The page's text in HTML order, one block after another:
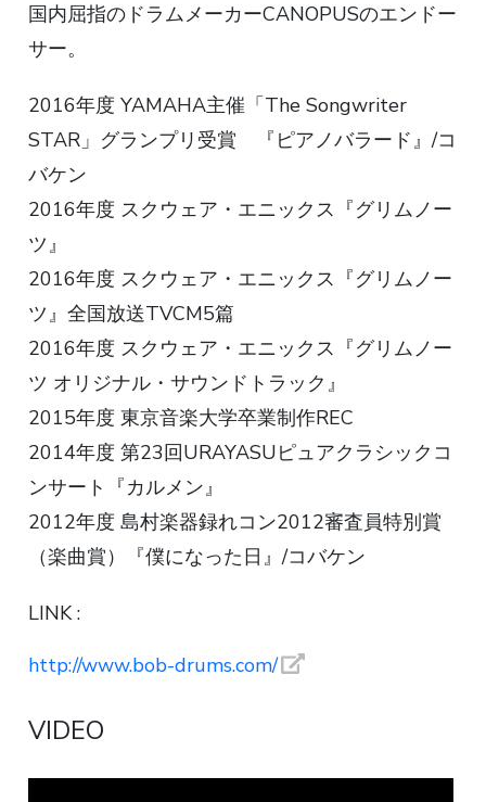
国内屈指のドラムメーカーCANOPUSのエンドー
サー。
2016年度 YAMAHA主催「The Songwriter
STAR」グランプリ受賞 『ピアノバラード』/コ
バケン
2016年度 スクウェア・エニックス『グリムノー
ツ』
2016年度 スクウェア・エニックス『グリムノー
ツ』全国放送TVCM5篇
2016年度 スクウェア・エニックス『グリムノー
ツ オリジナル・サウンドトラック』
2015年度 東京音楽大学卒業制作REC
2014年度 第23回URAYASUピュアクラシックコ
ンサート『カルメン』
2012年度 島村楽器録れコン2012審査員特別賞
（楽曲賞）『僕になった日』/コバケン
LINK :
http://www.bob-drums.com/
VIDEO